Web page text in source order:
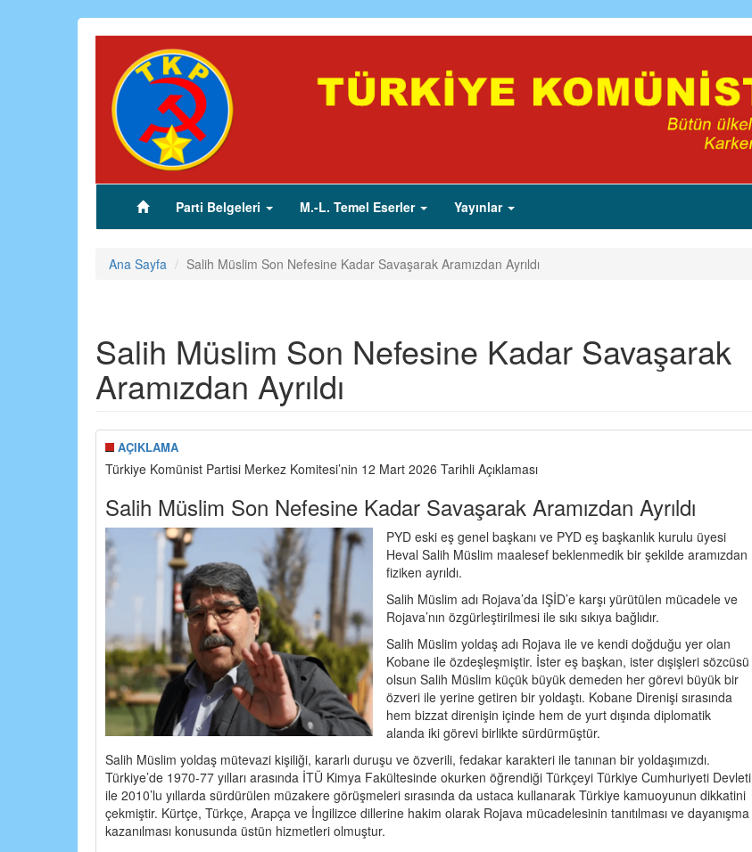
(current)Parti Belgeleri M.-L. Temel Eserler Yayınlar
Ana Sayfa Salih Müslim Son Nefesine Kadar Savaşarak Aramızdan Ayrıldı
Salih Müslim Son Nefesine Kadar Savaşarak
Aramızdan Ayrıldı
AÇIKLAMA
Türkiye Komünist Partisi Merkez Komitesi’nin 12 Mart 2026 Tarihli Açıklaması
Salih Müslim Son Nefesine Kadar Savaşarak Aramızdan Ayrıldı
PYD eski eş genel başkanı ve PYD eş başkanlık kurulu üyesi
Heval Salih Müslim maalesef beklenmedik bir şekilde aramızdan
fiziken ayrıldı.
Salih Müslim adı Rojava’da IŞİD’e karşı yürütülen mücadele ve
Rojava’nın özgürleştirilmesi ile sıkı sıkıya bağlıdır.
Salih Müslim yoldaş adı Rojava ile ve kendi doğduğu yer olan
Kobane ile özdeşleşmiştir. İster eş başkan, ister dışişleri sözcüsü
olsun Salih Müslim küçük büyük demeden her görevi büyük bir
özveri ile yerine getiren bir yoldaştı. Kobane Direnişi sırasında
hem bizzat direnişin içinde hem de yurt dışında diplomatik
alanda iki görevi birlikte sürdürmüştür.
Salih Müslim yoldaş mütevazi kişiliği, kararlı duruşu ve özverili, fedakar karakteri ile tanınan bir yoldaşımızdı.
Türkiye’de 1970-77 yılları arasında İTÜ Kimya Fakültesinde okurken öğrendiği Türkçeyi Türkiye Cumhuriyeti Devleti
ile 2010’lu yıllarda sürdürülen müzakere görüşmeleri sırasında da ustaca kullanarak Türkiye kamuoyunun dikkatini
çekmiştir. Kürtçe, Türkçe, Arapça ve İngilizce dillerine hakim olarak Rojava mücadelesinin tanıtılması ve dayanışma
kazanılması konusunda üstün hizmetleri olmuştur.